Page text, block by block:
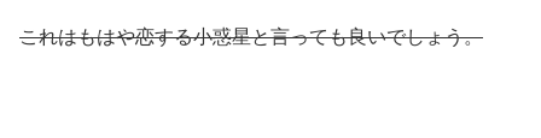
これはもはや恋する小惑星と言っても良いでしょう。